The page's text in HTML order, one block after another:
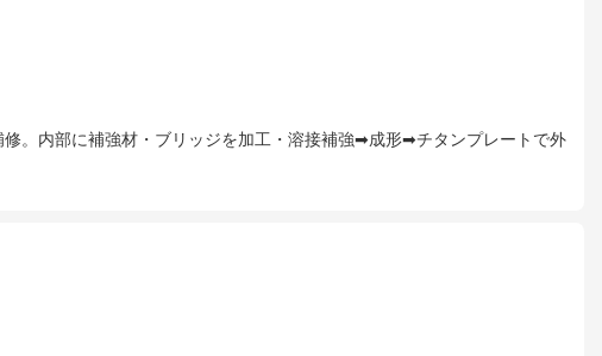
。内部に補強材・ブリッジを加工・溶接補強➡成形➡チタンプレートで外